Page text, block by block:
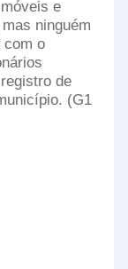
e
ninguém
com o
de
(G1